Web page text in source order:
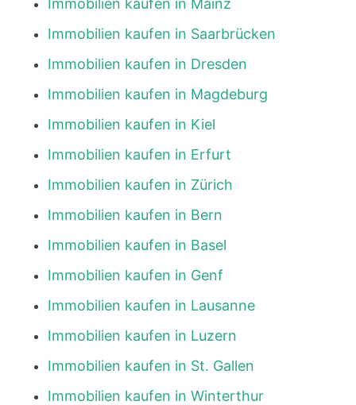
Immobilien kaufen in Mainz
Immobilien kaufen in Saarbrücken
Immobilien kaufen in Dresden
Immobilien kaufen in Magdeburg
Immobilien kaufen in Kiel
Immobilien kaufen in Erfurt
Immobilien kaufen in Zürich
Immobilien kaufen in Bern
Immobilien kaufen in Basel
Immobilien kaufen in Genf
Immobilien kaufen in Lausanne
Immobilien kaufen in Luzern
Immobilien kaufen in St. Gallen
Immobilien kaufen in Winterthur